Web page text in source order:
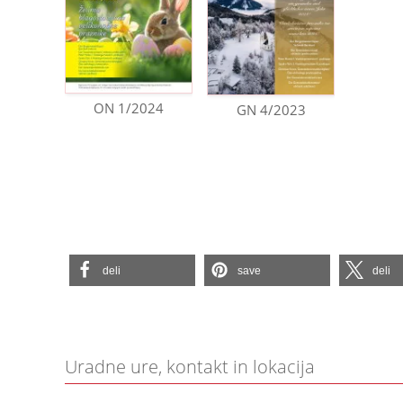
ON 1/2024 GN 4/2023
deli save deli
Uradne ure, kontakt in lokacija